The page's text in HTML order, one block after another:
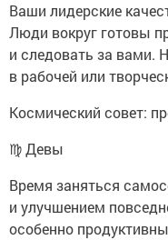
Ваши лидерские
Люди вокруг готовы
и следовать за вами.
в рабочей или
Космический совет:
♍ Девы
Время заняться
и улучшением
особенно